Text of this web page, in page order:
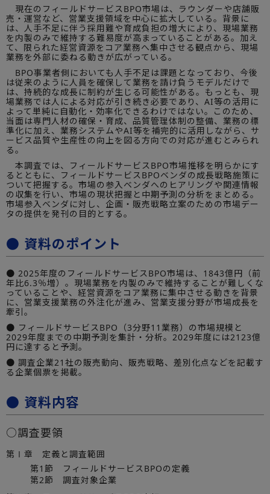
現在のフィールドサービスBPO市場は、ラウンダーや店舗販
売・運営など、営業支援領域を中心に拡大している。背景に
は、人手不足に伴う採用難や育成負担の増大により、現場業務
を内製のみで維持する難易度が高まっていることがある。加え
て、限られた経営資源をコア業務へ集中させる観点から、現場
業務を外部に委ねる動きが広がっている。
BPO事業者側においても人手不足は課題となっており、今後
は従来のように人員を確保して業務を請け負うモデルだけで
は、持続的な成長に制約が生じる可能性がある。もっとも、現
場業務では人による対応が引き続き必要であり、AI等の活用に
よって単純に自動化・効率化できるわけではない。このため、
当面は専門人材の確保・育成、品質管理体制の整備、業務の標
準化に加え、業務システムやAI等を補完的に活用しながら、サ
ービス品質や生産性の向上を図る方向での対応が進むとみられ
る。
本調査では、フィールドサービスBPO市場推移を明らかにす
るとともに、フィールドサービスBPOベンダの成長戦略施策に
ついて把握する。市場の参入ベンダへのヒアリングや関連情報
の収集を行い、市場の現状把握と中期予測の分析をまとめる。
市場参入ベンダに対し、企画・販売戦略立案のための市場デー
タの提供を発刊の目的とする。
● 資料のポイント
● 2025年度のフィールドサービスBPO市場は、1843億円（前
年比6.3％増）。現場業務を内製のみで維持することが難しくな
っていることや、経営資源をコア業務に集中させる動きを背景
に、営業支援業務の外注化が進み、営業支援分野が市場成長を
牽引。
● フィールドサービスBPO（3分野11業務）の市場規模と
2029年度までの中期予測を集計・分析。2029年度には2123億
円に達すると予測。
● 調査企業21社の販売動向、販売戦略、差別化点などを記載す
る企業個票を掲載。
● 資料内容
○調査要領
第Ⅰ章 定義と調査範囲
第1節 フィールドサービスBPOの定義
第2節 調査対象企業